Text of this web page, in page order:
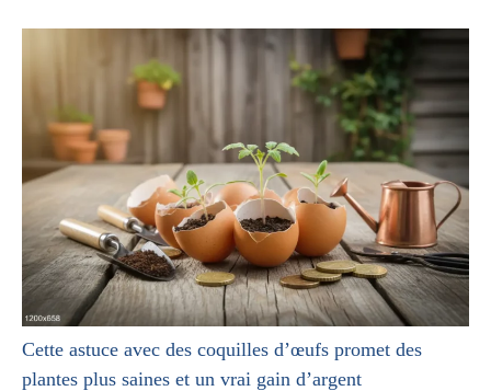
Cette astuce avec des coquilles d’œufs promet des
plantes plus saines et un vrai gain d’argent